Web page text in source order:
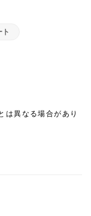
ト
は異なる場合があり